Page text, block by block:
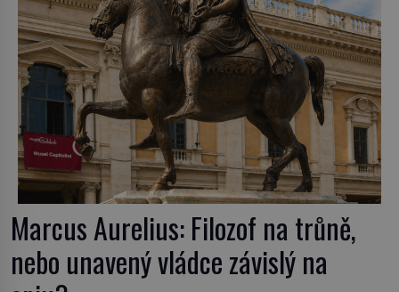
Marcus Aurelius: Filozof na trůně,
nebo unavený vládce závislý na